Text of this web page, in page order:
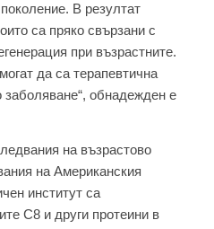
В резултат
са пряко свързани с
при възрастните.
да са терапевтична
заболяване“, обнадежден е
на възрастово
на Американския
институт са
C8 и други протеини в